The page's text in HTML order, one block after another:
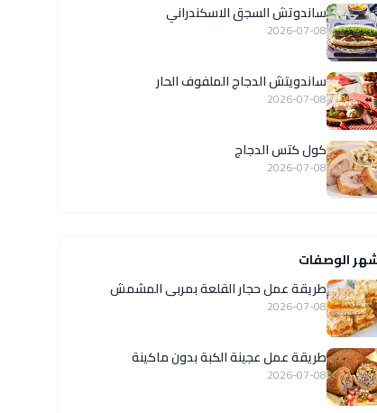
ساندوتش السجق الاسكندراني
2026-07-08
ساندويتش الدجاج الملفوف الحار
2026-07-08
كول كتس الدجاج
2026-07-08
الوصفات
طريقة عمل حجار القلعة بمربى المشمش
2026-07-08
طريقة عمل عجينة الكبة بدون ماكينة
2026-07-08